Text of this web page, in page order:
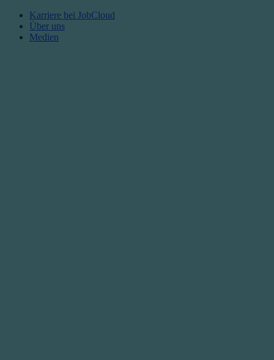
Karriere bei JobCloud​
Über uns
Medien